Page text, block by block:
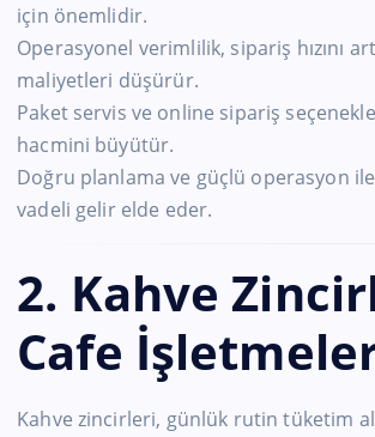
için önemlidir.
Operasyonel verimlilik, sipariş hızını
maliyetleri düşürür.
Paket servis ve online sipariş
hacmini büyütür.
Doğru planlama ve güçlü operasyon ile
vadeli gelir elde eder.
2. Kahve
Cafe
Kahve zincirleri, günlük rutin tüketim